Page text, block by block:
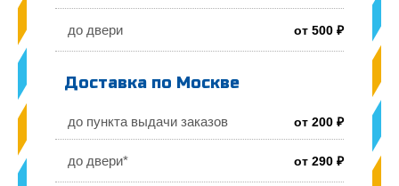
до двери от 500 ₽
Доставка по Москве
до пункта выдачи заказов от 200 ₽
до двери* от 290 ₽